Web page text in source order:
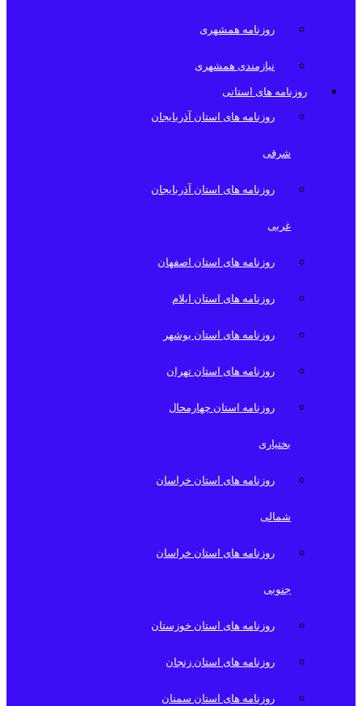
روزنامه همشهری
نیازمندی همشهری
روزنامه های استانی
روزنامه های استان آذربایجان
شرقی
روزنامه های استان آذربایجان
غربی
روزنامه های استان اصفهان
روزنامه های استان ایلام
روزنامه های استان بوشهر
روزنامه های استان تهران
روزنامه استان چهارمحال
بختیاری
روزنامه های استان خراسان
شمالی
روزنامه های استان خراسان
جنوبی
روزنامه های استان خوزستان
روزنامه های استان زنجان
روزنامه های استان سمنان